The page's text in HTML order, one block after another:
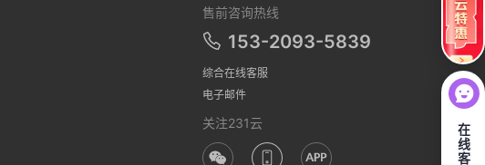
售前咨询热线
153-2093-5839
综合在线客服
电子邮件
关注231云
在
线
客